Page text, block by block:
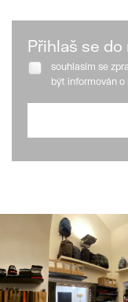
Přihlaš se
souhlasím se
být informován o